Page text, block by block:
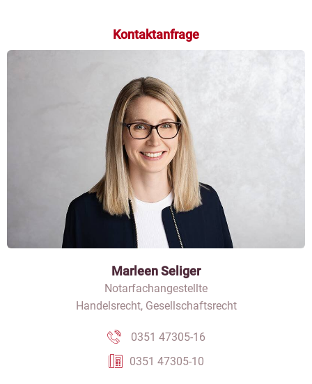
Kontaktanfrage
Marleen Seliger
Notarfachangestellte
Handelsrecht, Gesellschaftsrecht
0351 47305-16
0351 47305-10